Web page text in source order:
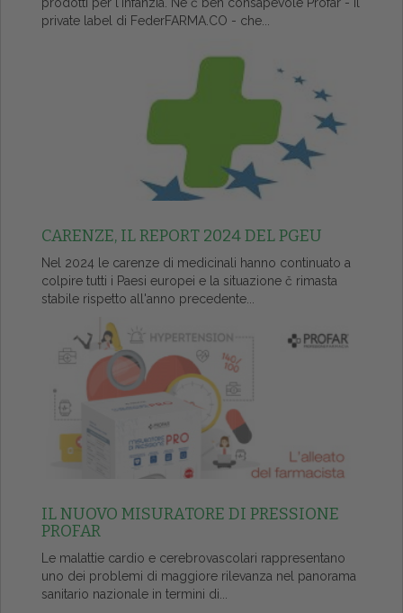
private label di FederFARMA.CO - che...
CARENZE, IL REPORT 2024 DEL PGEU
Nel 2024 le carenze di medicinali hanno continuato a
colpire tutti i Paesi europei e la situazione č rimasta
stabile rispetto all'anno precedente...
IL NUOVO MISURATORE DI PRESSIONE
PROFAR
Le malattie cardio e cerebrovascolari rappresentano
uno dei problemi di maggiore rilevanza nel panorama
sanitario nazionale in termini di...